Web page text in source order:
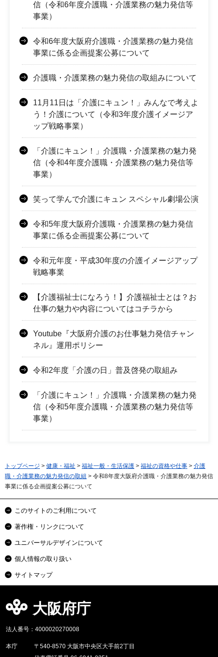
信（令和6年度介護職・介護業務の魅力発信等
事業）
令和6年度大阪府介護職・介護業務の魅力発信
事業に係る企画提案公募について
介護職・介護業務の魅力発信の取組みについて
11月11日は「介護にキュン！」みんなで考えよ
う！介護について（令和3年度介護イメージア
ップ戦略事業）
「介護にキュン！」介護職・介護業務の魅力発
信（令和4年度介護職・介護業務の魅力発信等
事業）
笑って学んで介護にキュン スペシャル劇場公演
令和5年度大阪府介護職・介護業務の魅力発信
事業に係る企画提案公募について
令和元年度・平成30年度の介護イメージアップ
戦略事業
【介護福祉士になろう！】介護福祉士とは？お
仕事の魅力や内容についてはコチラから
Youtube『大阪府介護のお仕事魅力発信チャン
ネル』運用ポリシー
令和2年度「介護の日」普及啓発の取組み
「介護にキュン！」介護職・介護業務の魅力発
信（令和5年度介護職・介護業務の魅力発信等
事業）
トップページ > 健康・福祉 > 福祉一般・生活保護 > 福祉の資格や仕事 > 介護
職・介護業務の魅力発信の取組 > 令和8年度大阪府介護職・介護業務の魅力発信
事業に係る企画提案公募について
このサイトのご利用について
著作権・リンクについて
ユニバーサルデザインについて
個人情報の取り扱い
サイトマップ
大阪府庁
法人番号：4000020270008
本庁
〒540-8570 大阪市中央区大手前2丁目